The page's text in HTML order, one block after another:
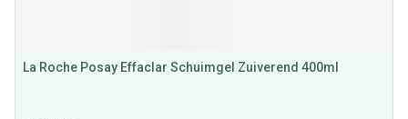
La Roche Posay Effaclar Schuimgel Zuiverend 400ml